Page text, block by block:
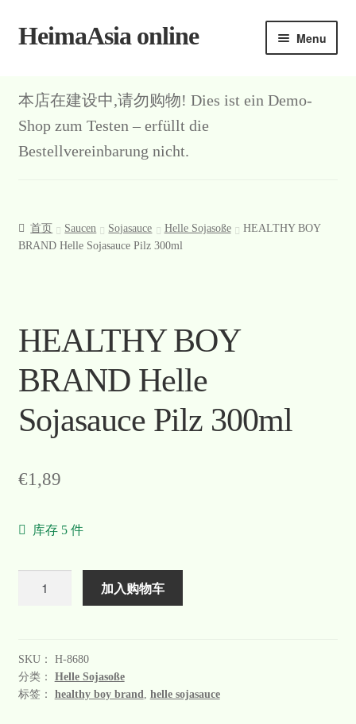
Skip
Skip
HeimaAsia online Menu
本店在建设中,请勿购物! Dies ist ein Demo-
Shop zum Testen – erfüllt die
Bestellvereinbarung nicht.
首页 Saucen Sojasauce Helle Sojasoße
HEALTHY BOY
BRAND Helle Sojasauce Pilz 300ml
HEALTHY BOY
BRAND Helle
Sojasauce Pilz 300ml
€1,89
库存 5 件
加入购物车
SKU： H-8680
分类： Helle Sojasoße
标签： healthy boy brand helle sojasauce